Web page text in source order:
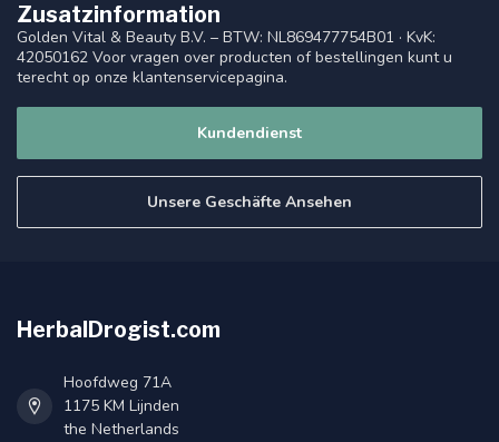
Zusatzinformation
Golden Vital & Beauty B.V. – BTW: NL869477754B01 · KvK:
42050162 Voor vragen over producten of bestellingen kunt u
terecht op onze klantenservicepagina.
Kundendienst
Unsere Geschäfte Ansehen
HerbalDrogist.com
Hoofdweg 71A
1175 KM Lijnden
the Netherlands